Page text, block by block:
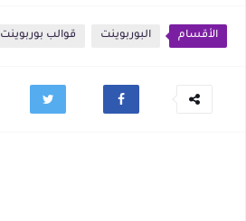
الأقسام البوربوينت قوالب بوربوينت